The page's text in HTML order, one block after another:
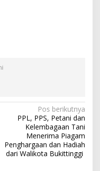
Pos berikutnya
PPL, PPS, Petani dan
Kelembagaan Tani
Menerima Piagam
Penghargaan dan Hadiah
dari Walikota Bukittinggi